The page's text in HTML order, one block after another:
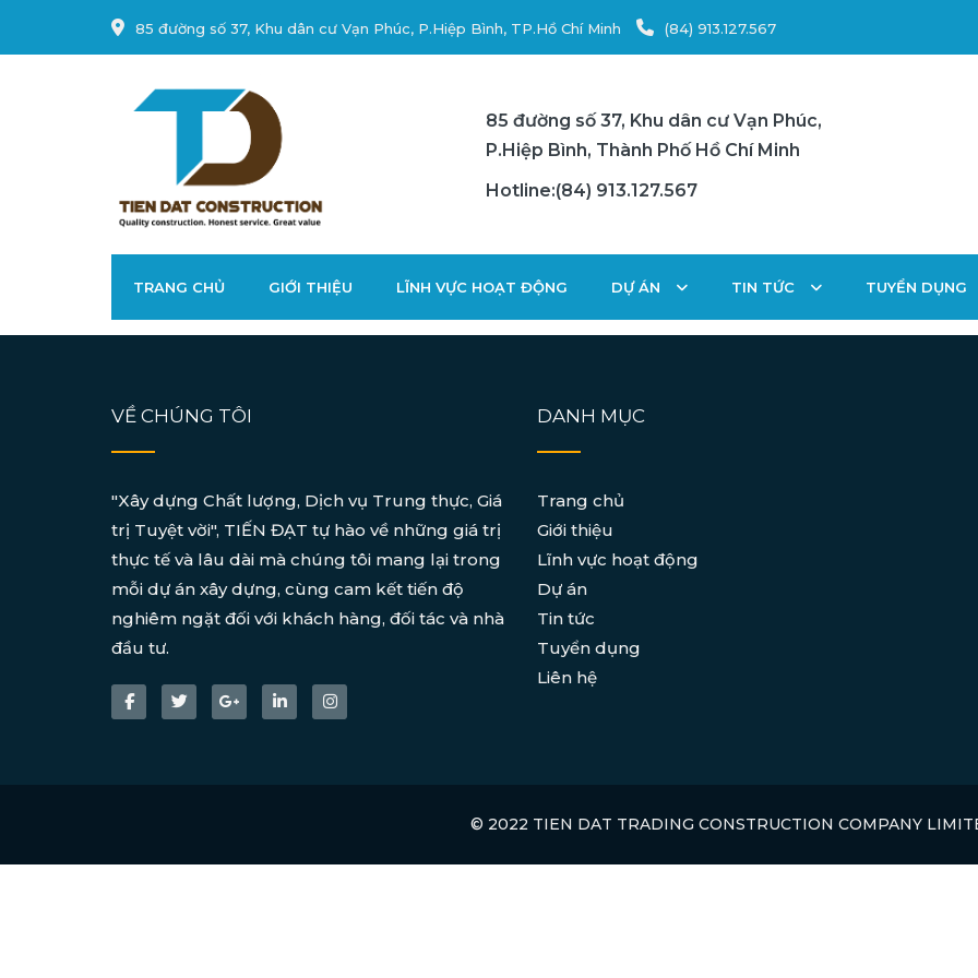
85 đường số 37, Khu dân cư Vạn Phúc, P.Hiệp Bình, TP.Hồ Chí Minh (84) 913.127.567
85 đường số 37, Khu dân cư Vạn Phúc,
P.Hiệp Bình, Thành Phố Hồ Chí Minh
Hotline:(84) 913.127.567
TRANG CHỦ GIỚI THIỆU LĨNH VỰC HOẠT ĐỘNG DỰ ÁN TIN TỨC TUYỂN DỤNG
VỀ CHÚNG TÔI
"Xây dựng Chất lượng, Dịch vụ Trung thực, Giá
trị Tuyệt vời", TIẾN ĐẠT tự hào về những giá trị
thực tế và lâu dài mà chúng tôi mang lại trong
mỗi dự án xây dựng, cùng cam kết tiến độ
nghiêm ngặt đối với khách hàng, đối tác và nhà
đầu tư.
DANH MỤC
Trang chủ
Giới thiệu
Lĩnh vực hoạt động
Dự án
Tin tức
Tuyển dụng
Liên hệ
© 2022 TIEN DAT TRADING CONSTRUCTION COMPANY